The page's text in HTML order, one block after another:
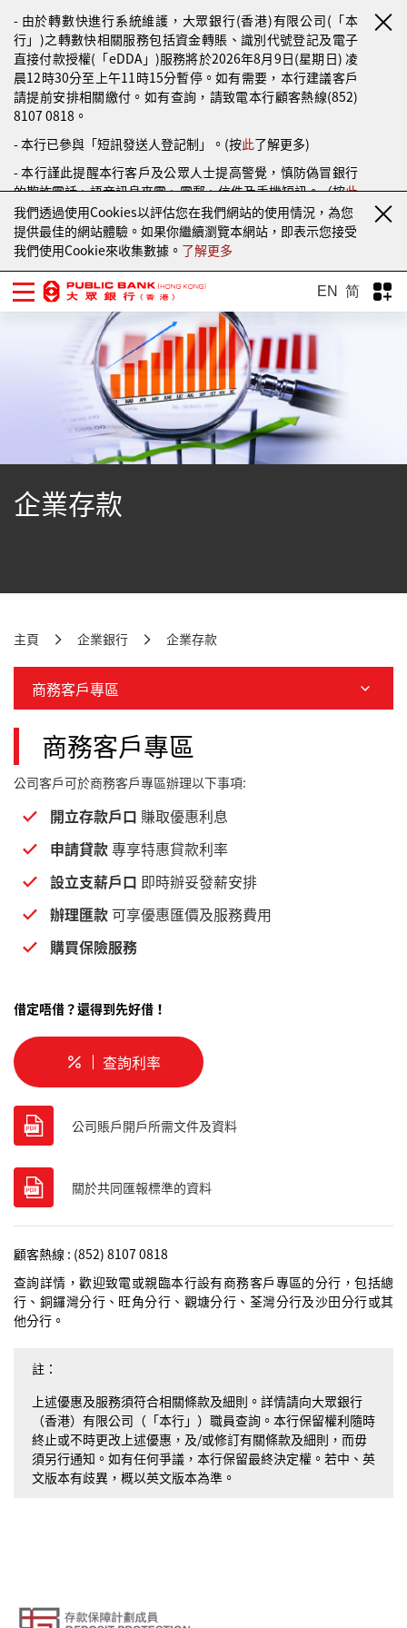
- 由於轉數快進行系統維護，大眾銀行(香港)有限公司(「本
行」)之轉數快相關服務包括資金轉賬、識別代號登記及電子
直接付款授權(「eDDA」)服務將於2026年8月9日(星期日) 凌
晨12時30分至上午11時15分暫停。如有需要，本行建議客戶
請提前安排相關繳付。如有查詢，請致電本行顧客熱線(852)
8107 0818。
- 本行已參與「短訊發送人登記制」。(按此了解更多)
- 本行謹此提醒本行客戶及公眾人士提高警覺，慎防偽冒銀行
的欺詐電話、語音訊息來電、電郵、信件及手機短訊。（按此
了解更多）
我們透過使用Cookies以評估您在我們網站的使用情況，為您
提供最佳的網站體驗。如果你繼續瀏覽本網站，即表示您接受
我們使用Cookie來收集數據。 了解更多
EN 简
企業存款
主頁 企業銀行 企業存款
商務客戶專區
商務客戶專區
公司客戶可於商務客戶專區辦理以下事項:
開立存款戶口 賺取優惠利息
申請貸款專享特惠貸款利率
設立支薪戶口 即時辦妥發薪安排
辦理匯款 可享優惠匯價及服務費用
購買保險服務
借定唔借？還得到先好借！
查詢利率
公司賬戶開戶所需文件及資料
關於共同匯報標準的資料
顧客熱線 : (852) 8107 0818
查詢詳情，歡迎致電或親臨本行設有商務客戶專區的分行，包括總
行、銅鑼灣分行、旺角分行、觀塘分行、荃灣分行及沙田分行或其
他分行。
註：
上述優惠及服務須符合相關條款及細則。詳情請向大眾銀行
（香港）有限公司（「本行」）職員查詢。本行保留權利隨時
終止或不時更改上述優惠，及/或修訂有關條款及細則，而毋
須另行通知。如有任何爭議，本行保留最終決定權。若中、英
文版本有歧異，概以英文版本為準。